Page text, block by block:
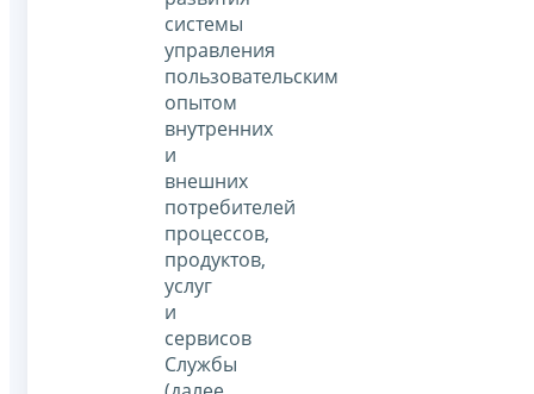
системы
управления
пользовательским
опытом
внутренних
и
внешних
потребителей
процессов,
продуктов,
услуг
и
сервисов
Службы